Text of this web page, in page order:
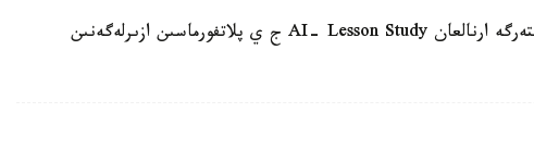
وسىعان دەيىن QyzPU ستۋدەنتتەرى پەداگوگتەرگە ارنالعان AI- Lesson Study ج ي پلاتفورماسىن ازىرلەگەنىن